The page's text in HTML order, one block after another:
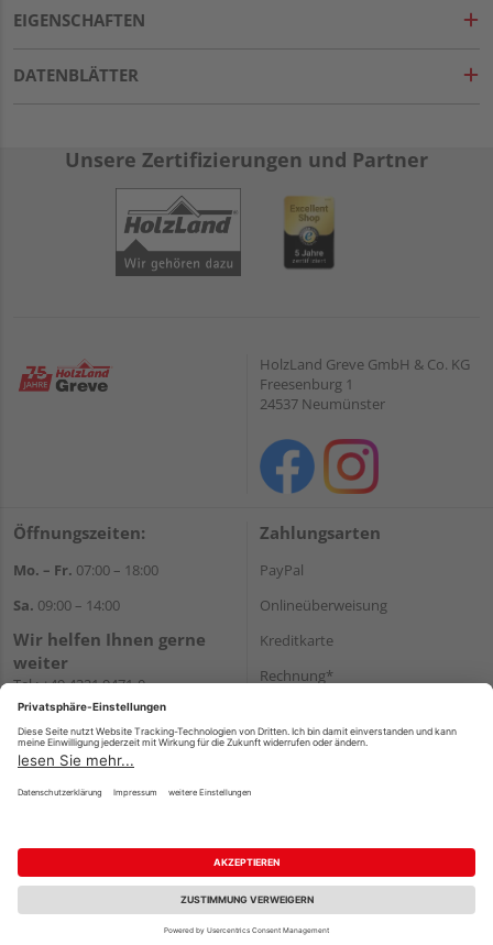
EIGENSCHAFTEN
DATENBLÄTTER
Unsere Zertifizierungen und Partner
HolzLand Greve GmbH & Co. KG
Freesenburg 1
24537 Neumünster
Öffnungszeiten:
Mo. – Fr. 07:00 – 18:00
Sa. 09:00 – 14:00
Wir helfen Ihnen gerne
weiter
Tel.:+49 4321 9471-0
E-Mail:shop@holzland-greve.de
Zahlungsarten
PayPal
Onlineüberweisung
Kreditkarte
Rechnung*
Versand
Impressum AGB Widerruf
Datenschutz
Reservierungsbedingungen
Vertrag widerrufen